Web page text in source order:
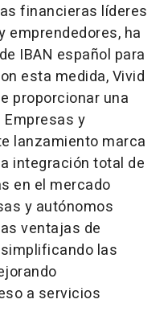
financieras líderes
emprendedores, ha
IBAN español para
esta medida, Vivid
proporcionar una
y
lanzamiento marca
integración total de
en el mercado
y autónomos
ventajas de
las
a servicios